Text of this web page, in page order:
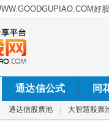
通达信公式 同
通达信股票池 大智慧股票